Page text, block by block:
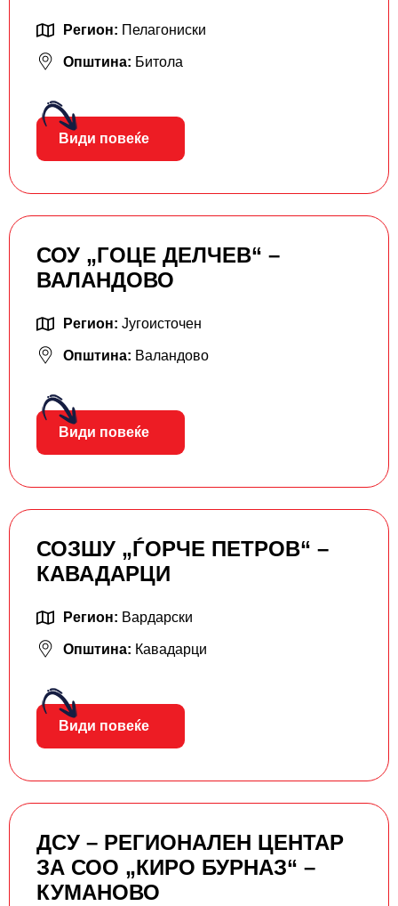
Регион: Пелагониски
Општина: Битола
Види повеќе
СОУ „ГОЦЕ ДЕЛЧЕВ“ –
ВАЛАНДОВО
Регион: Југоисточен
Општина: Валандово
Види повеќе
СОЗШУ „ЃОРЧЕ ПЕТРОВ“ –
КАВАДАРЦИ
Регион: Вардарски
Општина: Кавадарци
Види повеќе
ДСУ – РЕГИОНАЛЕН ЦЕНТАР
ЗА СОО „КИРО БУРНАЗ“ –
КУМАНОВО